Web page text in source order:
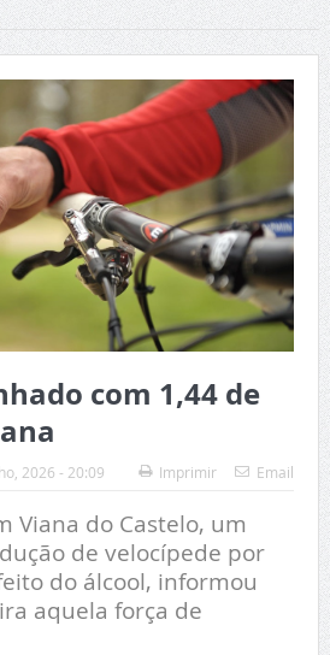
com 1,44 de
2026 - 20:09 Imprimir Email
Viana do Castelo, um
de velocípede por
do álcool, informou
aquela força de